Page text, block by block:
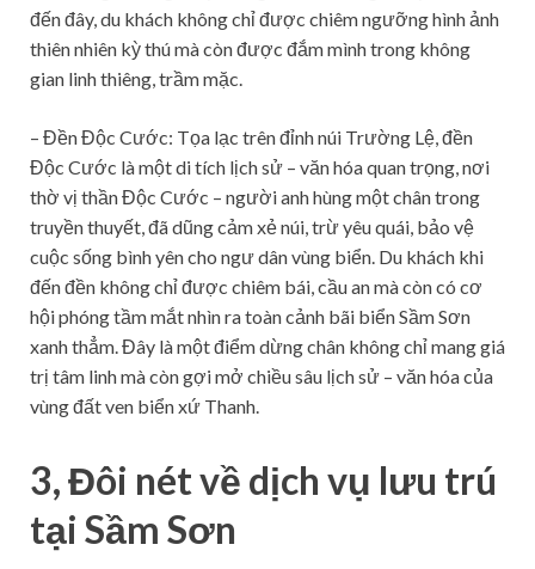
đến đây, du khách không chỉ được chiêm ngưỡng hình ảnh
thiên nhiên kỳ thú mà còn được đắm mình trong không
gian linh thiêng, trầm mặc.
– Đền Độc Cước: Tọa lạc trên đỉnh núi Trường Lệ, đền
Độc Cước là một di tích lịch sử – văn hóa quan trọng, nơi
thờ vị thần Độc Cước – người anh hùng một chân trong
truyền thuyết, đã dũng cảm xẻ núi, trừ yêu quái, bảo vệ
cuộc sống bình yên cho ngư dân vùng biển. Du khách khi
đến đền không chỉ được chiêm bái, cầu an mà còn có cơ
hội phóng tầm mắt nhìn ra toàn cảnh bãi biển Sầm Sơn
xanh thẳm. Đây là một điểm dừng chân không chỉ mang giá
trị tâm linh mà còn gợi mở chiều sâu lịch sử – văn hóa của
vùng đất ven biển xứ Thanh.
3, Đôi nét về dịch vụ lưu trú
tại Sầm Sơn